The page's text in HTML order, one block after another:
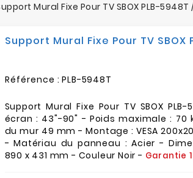
Mural Fixe Pour TV SBOX PLB-
Support Mural Fixe Pour TV
Référence : PLB-5948T
Support Mural Fixe Pour TV SBOX
écran : 43"-90" - Poids maximale : 70
du mur 49 mm - Montage : VESA
- Matériau du panneau : Acier -
890 x 431 mm - Couleur Noir - Garantie